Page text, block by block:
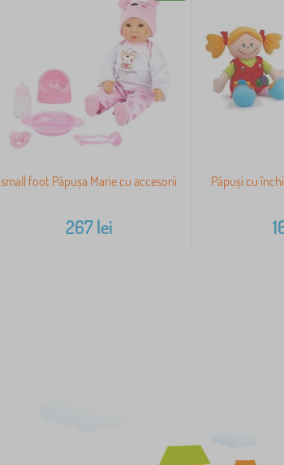
small foot Păpușa Marie cu accesorii
267lei
Păpuși cu